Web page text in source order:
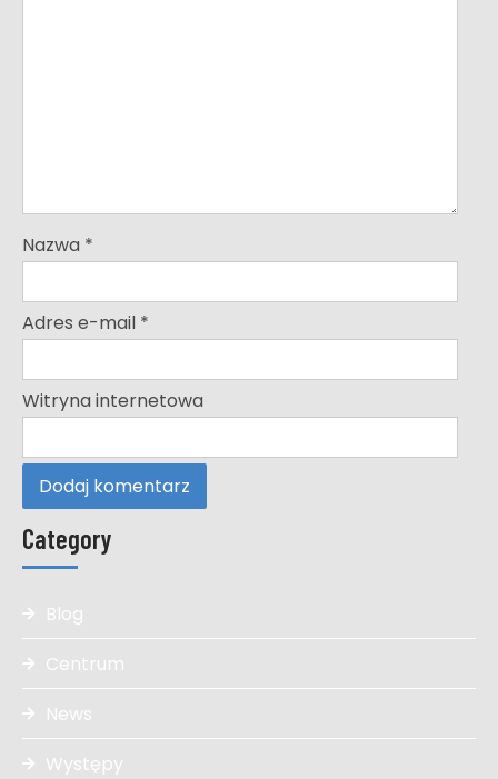
Nazwa *
Adres e-mail *
Witryna internetowa
Category
Blog
Centrum
News
Występy